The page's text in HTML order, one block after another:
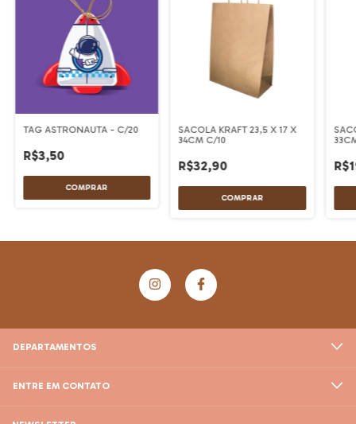
TAG ASTRONAUTA - C/20
R$3,50
SACOLA KRAFT 23,5 X 17 X
34CM C/10
R$32,90
DEPARTAMENTOS
ENTRE EM CONTATO